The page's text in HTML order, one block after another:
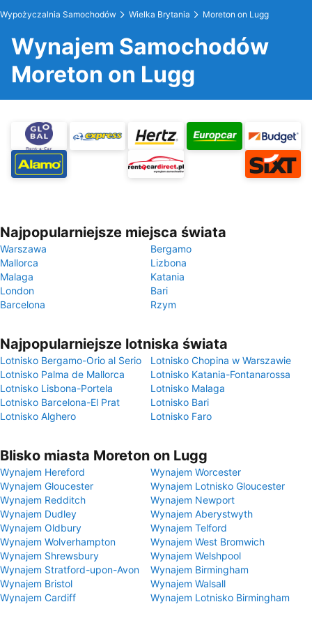
Wypożyczalnia Samochodów Wielka Brytania Moreton on Lugg
Wynajem Samochodów
Moreton on Lugg
Najpopularniejsze miejsca świata
Warszawa
Bergamo
Mallorca
Lizbona
Malaga
Katania
London
Bari
Barcelona
Rzym
Najpopularniejsze lotniska świata
Lotnisko Bergamo-Orio al Serio
Lotnisko Chopina w Warszawie
Lotnisko Palma de Mallorca
Lotnisko Katania-Fontanarossa
Lotnisko Lisbona-Portela
Lotnisko Malaga
Lotnisko Barcelona-El Prat
Lotnisko Bari
Lotnisko Alghero
Lotnisko Faro
Blisko miasta Moreton on Lugg
Wynajem Hereford
Wynajem Worcester
Wynajem Gloucester
Wynajem Lotnisko Gloucester
Wynajem Redditch
Wynajem Newport
Wynajem Dudley
Wynajem Aberystwyth
Wynajem Oldbury
Wynajem Telford
Wynajem Wolverhampton
Wynajem West Bromwich
Wynajem Shrewsbury
Wynajem Welshpool
Wynajem Stratford-upon-Avon
Wynajem Birmingham
Wynajem Bristol
Wynajem Walsall
Wynajem Cardiff
Wynajem Lotnisko Birmingham